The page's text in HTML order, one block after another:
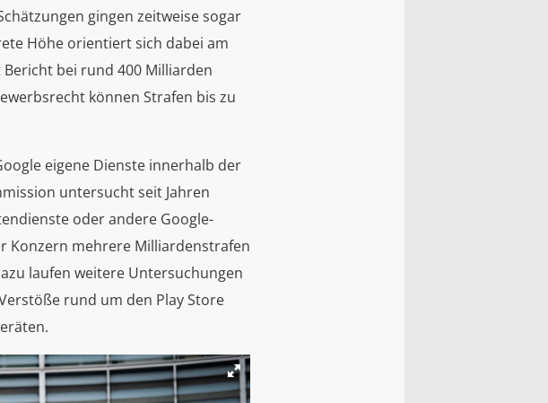
gingen zeitweise sogar
Höhe orientiert sich dabei am
bei rund 400 Milliarden
können Strafen bis zu
eigene Dienste innerhalb der
untersucht seit Jahren
oder andere Google-
Konzern mehrere Milliardenstrafen
laufen weitere Untersuchungen
rund um den Play Store